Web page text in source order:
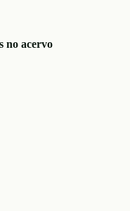
no acervo